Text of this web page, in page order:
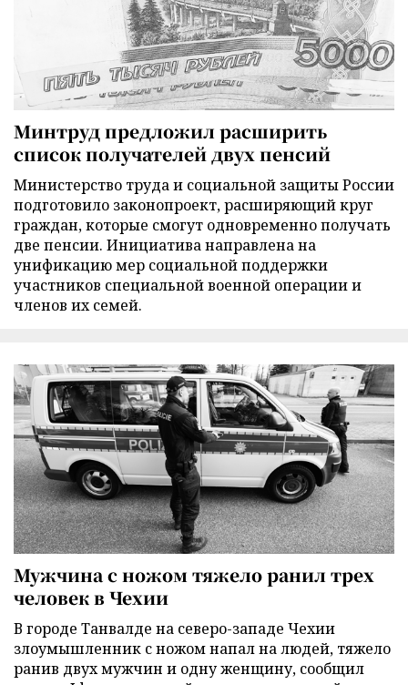
Минтруд предложил расширить
список получателей двух пенсий
Министерство труда и социальной защиты России
подготовило законопроект, расширяющий круг
граждан, которые смогут одновременно получать
две пенсии. Инициатива направлена на
унификацию мер социальной поддержки
участников специальной военной операции и
членов их семей.
Мужчина с ножом тяжело ранил трех
человек в Чехии
В городе Танвалде на северо-западе Чехии
злоумышленник с ножом напал на людей, тяжело
ранив двух мужчин и одну женщину, сообщил